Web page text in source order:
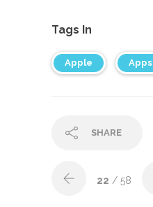
Tags In
Apple Apps
SHARE
22 / 58